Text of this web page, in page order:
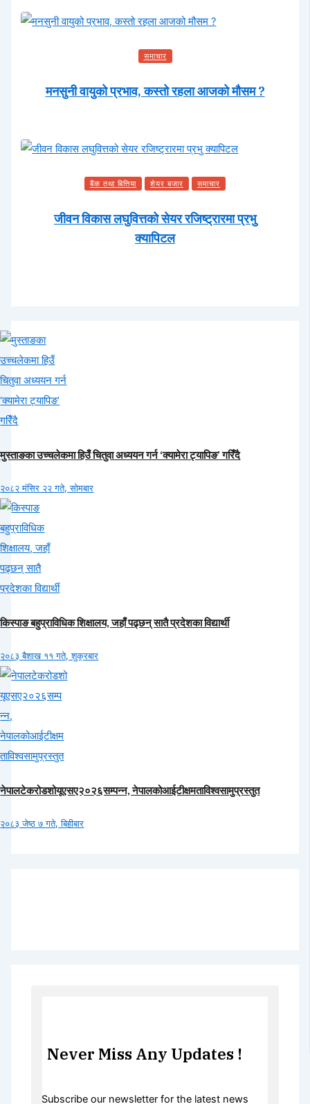
समाचार
मनसुनी वायुको प्रभाव, कस्तो रहला आजको मौसम ?
बैंक तथा बित्तिया शेयर बजार समाचार
जीवन विकास लघुवित्तको सेयर रजिष्ट्रारमा प्रभु
क्यापिटल
मुस्ताङका उच्चलेकमा हिउँ चितुवा अध्ययन गर्न ‘क्यामेरा ट्यापिङ’ गरिँदै
२०८२ मंसिर २२ गते, सोमबार
किस्पाङ बहुप्राविधिक शिक्षालय, जहाँ पढ्छन् सातै प्रदेशका विद्यार्थी
२०८३ बैशाख ११ गते, शुक्रबार
नेपालटेकरोडशोयूएसए२०२६सम्पन्न, नेपालकोआईटीक्षमताविश्वसामुप्रस्तुत
२०८३ जेष्ठ ७ गते, बिहीबार
Never Miss Any Updates !
Subscribe our newsletter for the latest news